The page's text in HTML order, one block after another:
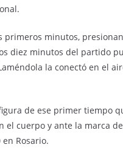
primeros minutos,
diez minutos del partido
la conectó en el
de ese primer tiempo
el cuerpo y ante la marca
Rosario.